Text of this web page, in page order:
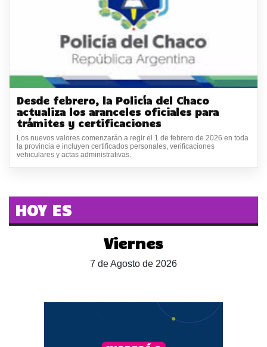
Desde febrero, la Policía del Chaco
actualiza los aranceles oficiales para
trámites y certificaciones
Los nuevos valores comenzarán a regir el 1 de febrero de 2026 en toda
la provincia e incluyen certificados personales, verificaciones
vehiculares y actas administrativas.
HOY ES
Viernes
7 de Agosto de 2026